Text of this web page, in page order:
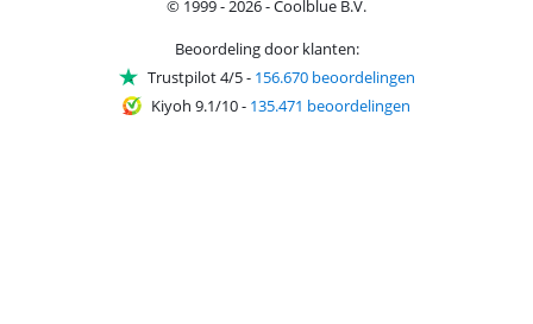
© 1999 - 2026 - Coolblue B.V.
Beoordeling door klanten:
Trustpilot 4/5- 156.670 beoordelingen
Kiyoh 9.1/10- 135.471 beoordelingen